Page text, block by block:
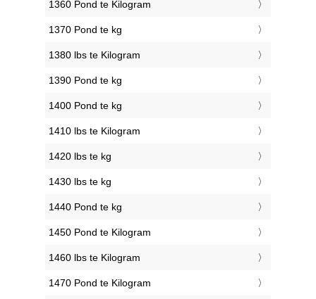
1360 Pond te Kilogram
1370 Pond te kg
1380 lbs te Kilogram
1390 Pond te kg
1400 Pond te kg
1410 lbs te Kilogram
1420 lbs te kg
1430 lbs te kg
1440 Pond te kg
1450 Pond te Kilogram
1460 lbs te Kilogram
1470 Pond te Kilogram